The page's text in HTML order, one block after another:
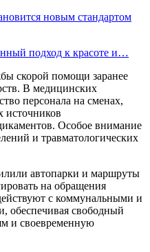
новым стандартом
подход к красоте и…
скорой помощи заранее
В медицинских
персонала на сменах,
источников
Особое внимание
и травматологических
автопарки и маршруты
на обращения
с коммунальными и
обеспечивая свободный
и своевременную